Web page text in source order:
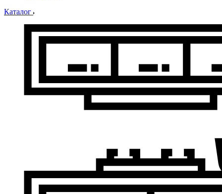
Каталог